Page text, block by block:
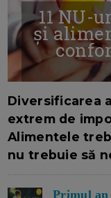
11 NU-
și
Diversificarea
extrem de
Alimentele
nu trebuie să
Primul an